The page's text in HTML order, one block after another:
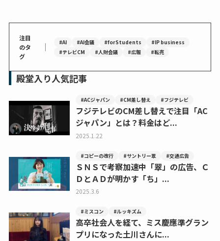
注目
のタ
グ
｜ #AI #AI会議 #forStudents
#IP business
#テレビCM
#人財会議 #広報 #転売
殿堂入り人気記事
#ACジャパン #CM差し替え #フジテレビ
フジテレビのCM差し替えで注目「AC
ジャパン」とは？料金はど...
2025.1.22
#コピーの改行 #サントリー翠 #交通広告
ＳＮＳで考察加速中「翠」の広告、Ｃ
ＤとＡＤが明かす「ち」...
2025.3.6
#ミスコン #ルッキズム
高卒社会人を経て、ミス慶應準グラン
プリになった土川さんに...